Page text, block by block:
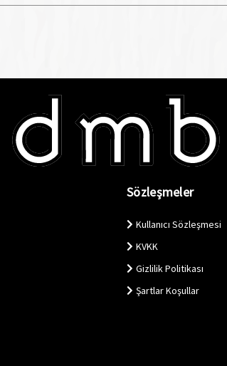
Sözleşmeler
Kullanıcı Sözleşmesi
KVKK
Gizlilik Politikası
Şartlar Koşullar